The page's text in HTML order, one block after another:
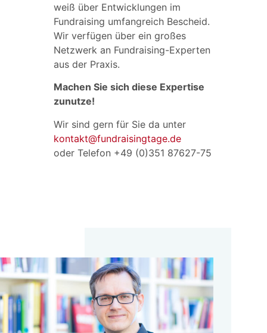
weiß über Entwicklungen im
Fundraising umfangreich Bescheid.
Wir verfügen über ein großes
Netzwerk an Fundraising-Experten
aus der Praxis.
Machen Sie sich diese Expertise
zunutze!
Wir sind gern für Sie da unter
kontakt@fundraisingtage.de
oder Telefon +49 (0)351 87627-75